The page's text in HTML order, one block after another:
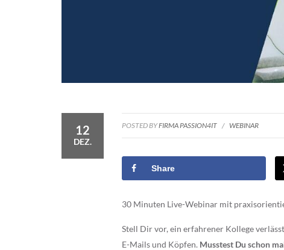
12
DEZ.
POSTED BYFIRMA PASSION4IT / WEBINAR
Share
30 Minuten Live-Webinar mit
Stell Dir vor, ein erfahrener Kollege
E-Mails und Köpfen. Musstest Du schon